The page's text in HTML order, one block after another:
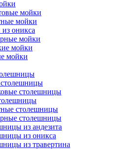
мойки
мойки
оникса
мойки
мойки
мойки
столешницы
столешницы
столешницы
из андезита
из оникса
из травертина